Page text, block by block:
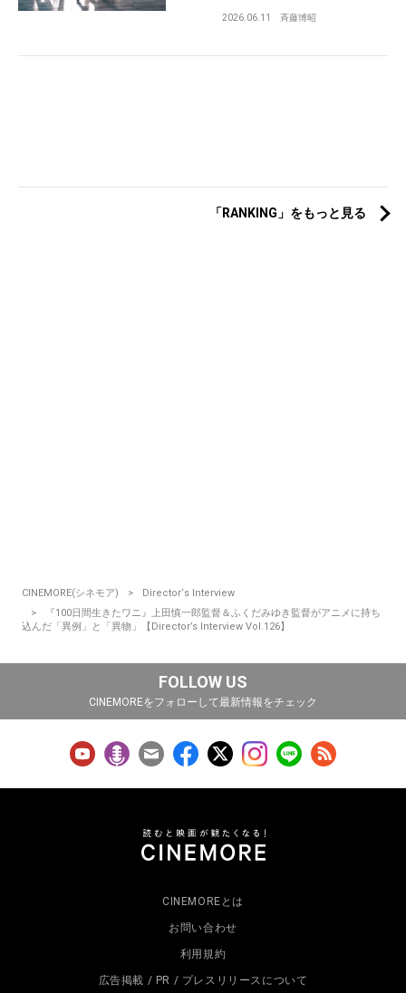
2026.06.11 斉藤博昭
「RANKING」をもっと見る
CINEMORE(シネモア)
Director‘s Interview
『100日間生きたワニ』上田慎一郎監督＆ふくだみゆき監督がアニメに持ち
込んだ「異例」と「異物」【Director’s Interview Vol.126】
FOLLOW US
CINEMOREをフォローして最新情報をチェック
CINEMOREとは
お問い合わせ
利用規約
広告掲載 / PR / プレスリリースについて